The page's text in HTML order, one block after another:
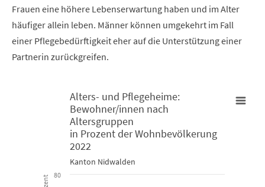
Frauen eine höhere Lebenserwartung haben und im Alter
häufiger allein leben. Männer können umgekehrt im Fall
einer Pflegebedürftigkeit eher auf die Unterstützung einer
Partnerin zurückgreifen.
Alters- und Pflegeheime: Bewohner/innen nach
Bar chart with 2 data series.
Kanton Nidwalden
Alters- und Pflegeheime:
Bewohner/innen nach
Altersgruppen
in Prozent der Wohnbevölkerung
2022
Kanton Nidwalden
80